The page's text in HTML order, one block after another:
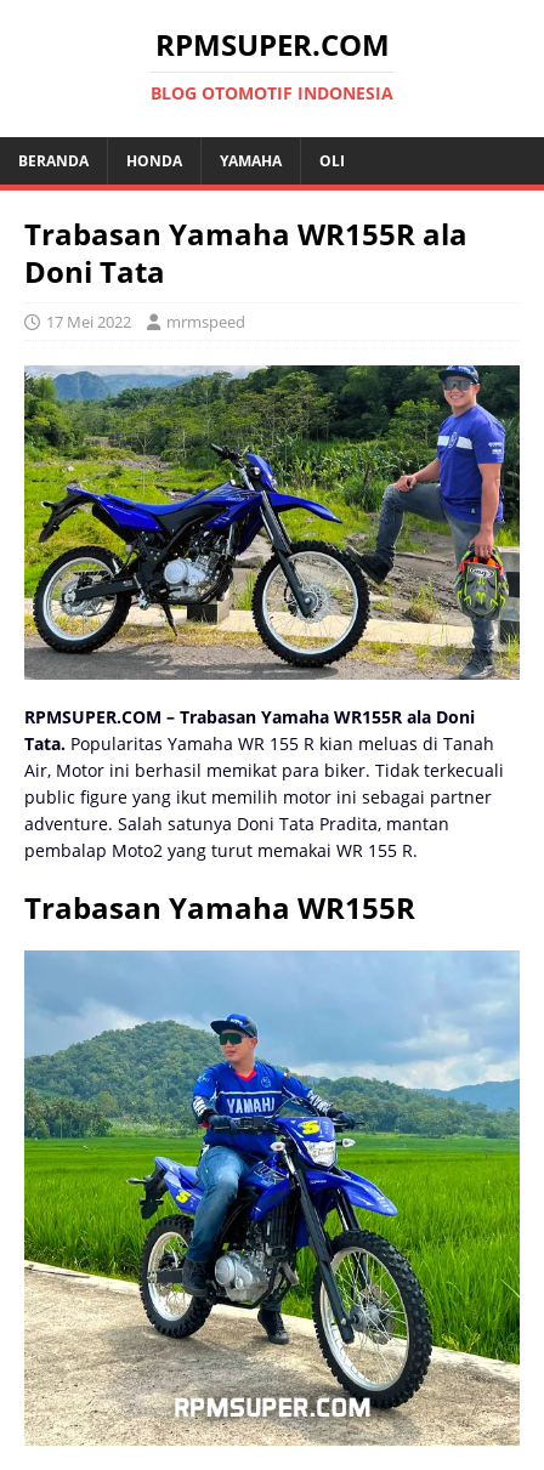
RPMSUPER.COM
BLOG OTOMOTIF INDONESIA
BERANDA HONDA YAMAHA OLI
Trabasan Yamaha WR155R ala
Doni Tata
17 Mei 2022 mrmspeed
RPMSUPER.COM – Trabasan Yamaha WR155R ala Doni
Tata. Popularitas Yamaha WR 155 R kian meluas di Tanah
Air, Motor ini berhasil memikat para biker. Tidak terkecuali
public figure yang ikut memilih motor ini sebagai partner
adventure. Salah satunya Doni Tata Pradita, mantan
pembalap Moto2 yang turut memakai WR 155 R.
Trabasan Yamaha WR155R